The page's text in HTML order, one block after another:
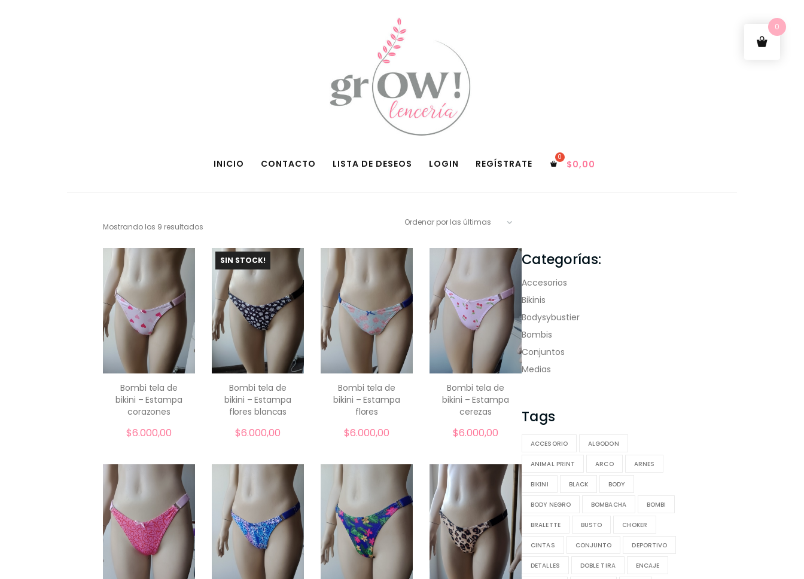
INICIO CONTACTO LISTA DE DESEOS LOGIN REGÍSTRATE $0,00
Mostrando los 9 resultados
latest
comprar
Bombi tela de
bikini – Estampa
corazones
$6.000,00
SIN STOCK!
Bombi tela de
bikini – Estampa
flores blancas
$6.000,00
comprar
Bombi tela de
bikini – Estampa
flores
$6.000,00
comprar
Bombi tela de
bikini – Estampa
cerezas
$6.000,00
Categorías:
Accesorios
Bikinis
Bodysybustier
Bombis
Conjuntos
Medias
Tags
ACCESORIO ALGODON
ANIMAL PRINT ARCO ARNES
BIKINI BLACK BODY
BODY NEGRO BOMBACHA BOMBI
BRALETTE BUSTO CHOKER
CINTAS CONJUNTO DEPORTIVO
DETALLES DOBLE TIRA ENCAJE
0